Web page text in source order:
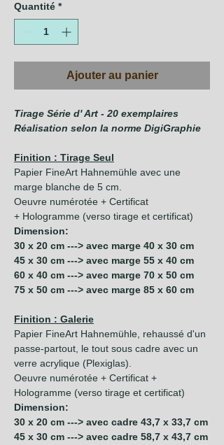
Quantité *
Ajouter au panier
Tirage Série d' Art - 20 exemplaires
Réalisation selon la norme DigiGraphie
Finition : Tirage Seul
Papier FineArt Hahnemühle avec une
marge blanche de 5 cm.
Oeuvre numérotée + Certificat
+ Hologramme (verso tirage et certificat)
Dimension:
30 x 20 cm ---> avec marge 40 x 30 cm
45 x 30 cm ---> avec marge 55 x 40 cm
60 x 40 cm ---> avec marge 70 x 50 cm
75 x 50 cm ---> avec marge 85 x 60 cm
Finition : Galerie
Papier FineArt Hahnemühle, rehaussé d'un
passe-partout, le tout sous cadre avec un
verre acrylique (Plexiglas).
Oeuvre numérotée + Certificat +
Hologramme (verso tirage et certificat)
Dimension:
30 x 20 cm ---> avec cadre 43,7 x 33,7 cm
45 x 30 cm ---> avec cadre 58,7 x 43,7 cm